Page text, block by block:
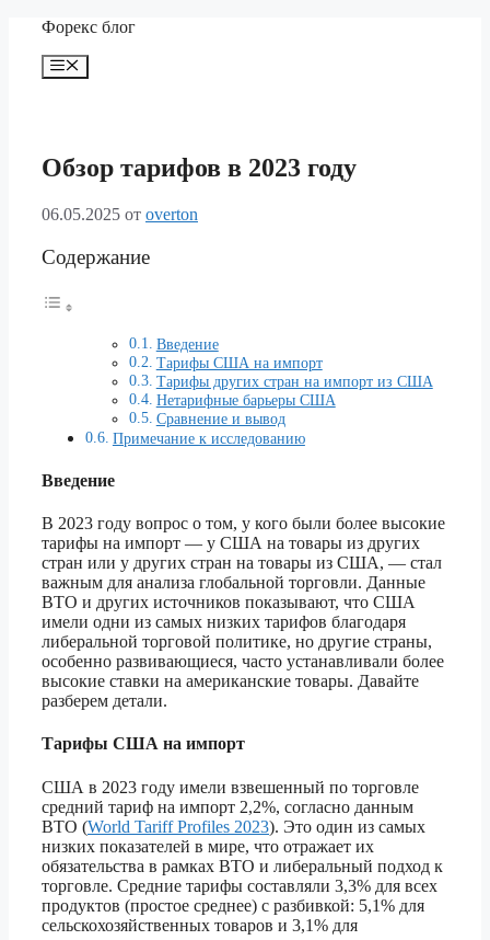
Перейти
содержимому
Форекс блог
Меню
Обзор тарифов в 2023 году
06.05.2025 от overton
Содержание
Введение
Тарифы США на импорт
Тарифы других стран на импорт из США
Нетарифные барьеры США
Сравнение и вывод
Примечание к исследованию
Введение
В 2023 году вопрос о том, у кого были более высокие
тарифы на импорт — у США на товары из других
стран или у других стран на товары из США, — стал
важным для анализа глобальной торговли. Данные
ВТО и других источников показывают, что США
имели одни из самых низких тарифов благодаря
либеральной торговой политике, но другие страны,
особенно развивающиеся, часто устанавливали более
высокие ставки на американские товары. Давайте
разберем детали.
Тарифы США на импорт
США в 2023 году имели взвешенный по торговле
средний тариф на импорт 2,2%, согласно данным
ВТО (World Tariff Profiles 2023). Это один из самых
низких показателей в мире, что отражает их
обязательства в рамках ВТО и либеральный подход к
торговле. Средние тарифы составляли 3,3% для всех
продуктов (простое среднее) с разбивкой: 5,1% для
сельскохозяйственных товаров и 3,1% для